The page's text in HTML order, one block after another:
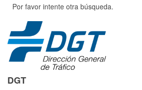
Por favor intente otra búsqueda.
DGT